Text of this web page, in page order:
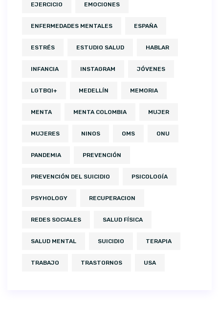
EJERCICIO EMOCIONES
ENFERMEDADES MENTALES ESPAÑA
ESTRÉS ESTUDIO SALUD HABLAR
INFANCIA INSTAGRAM JÓVENES
LGTBQI+ MEDELLÍN MEMORIA
MENTA MENTA COLOMBIA MUJER
MUJERES NINOS OMS ONU
PANDEMIA PREVENCIÓN
PREVENCIÓN DEL SUICIDIO PSICOLOGÍA
PSYHOLOGY RECUPERACION
REDES SOCIALES SALUD FÍSICA
SALUD MENTAL SUICIDIO TERAPIA
TRABAJO TRASTORNOS USA